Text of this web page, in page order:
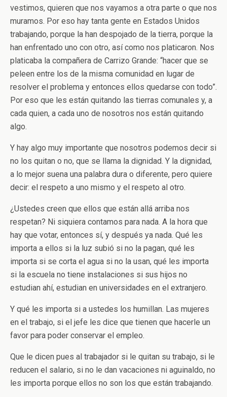
vestimos, quieren que nos vayamos a otra parte o que nos
muramos. Por eso hay tanta gente en Estados Unidos
trabajando, porque la han despojado de la tierra, porque la
han enfrentado uno con otro, así como nos platicaron. Nos
platicaba la compañera de Carrizo Grande: “hacer que se
peleen entre los de la misma comunidad en lugar de
resolver el problema y entonces ellos quedarse con todo”.
Por eso que les están quitando las tierras comunales y, a
cada quien, a cada uno de nosotros nos están quitando
algo.
Y hay algo muy importante que nosotros podemos decir si
no los quitan o no, que se llama la dignidad. Y la dignidad,
a lo mejor suena una palabra dura o diferente, pero quiere
decir: el respeto a uno mismo y el respeto al otro.
¿Ustedes creen que ellos que están allá arriba nos
respetan? Ni siquiera contamos para nada. A la hora que
hay que votar, entonces sí, y después ya nada. Qué les
importa a ellos si la luz subió si no la pagan, qué les
importa si se corta el agua si no la usan, qué les importa
si la escuela no tiene instalaciones si sus hijos no
estudian ahí, estudian en universidades en el extranjero.
Y qué les importa si a ustedes los humillan. Las mujeres
en el trabajo, si el jefe les dice que tienen que hacerle un
favor para poder conservar el empleo.
Que le dicen pues al trabajador si le quitan su trabajo, si le
reducen el salario, si no le dan vacaciones ni aguinaldo, no
les importa porque ellos no son los que están trabajando.